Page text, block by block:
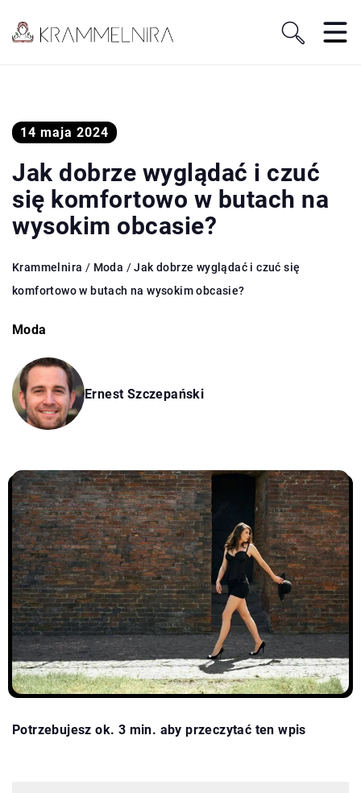
14 maja 2024
Jak dobrze wyglądać i czuć
się komfortowo w butach na
wysokim obcasie?
Krammelnira / Moda /Jak dobrze wyglądać i czuć się
komfortowo w butach na wysokim obcasie?
Moda
Ernest Szczepański
Potrzebujesz ok. 3 min. aby przeczytać ten wpis